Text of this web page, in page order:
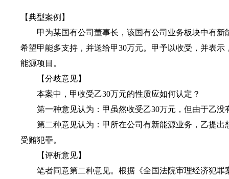
【典型案例】
甲为某国有公司董事长，该国有公司业务板块中有新
希望甲能多支持，并送给甲30万元。甲予以收受，并表
能源项目。
【分歧意见】
本案中，甲收受乙30万元的性质应如何认定？
第一种意见认为：甲虽然收受乙30万元，但由于乙没
第二种意见认为：甲所在公司有新能源业务，乙提出
受贿犯罪。
【评析意见】
笔者同意第二种意见。根据《全国法院审理经济犯罪